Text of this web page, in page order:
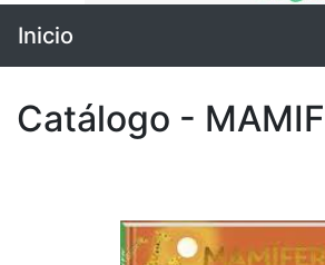
Inicio
Catálogo -